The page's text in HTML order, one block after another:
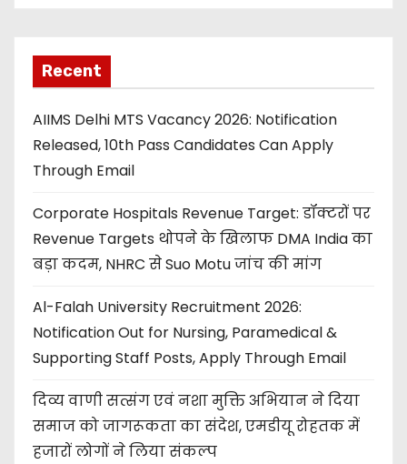
Recent
AIIMS Delhi MTS Vacancy 2026: Notification
Released, 10th Pass Candidates Can Apply
Through Email
Corporate Hospitals Revenue Target: डॉक्टरों पर
Revenue Targets थोपने के खिलाफ DMA India का
बड़ा कदम, NHRC से Suo Motu जांच की मांग
Al-Falah University Recruitment 2026:
Notification Out for Nursing, Paramedical &
Supporting Staff Posts, Apply Through Email
दिव्य वाणी सत्संग एवं नशा मुक्ति अभियान ने दिया
समाज को जागरूकता का संदेश, एमडीयू रोहतक में
हजारों लोगों ने लिया संकल्प